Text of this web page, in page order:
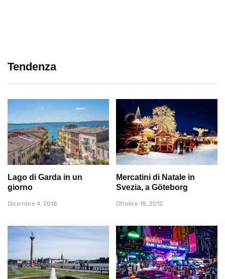
Tendenza
Lago di Garda in un
giorno
Dicembre 4, 2018
Mercatini di Natale in
Svezia, a Göteborg
Ottobre 18, 2012